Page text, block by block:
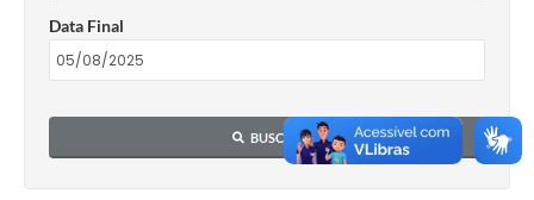
Data Final
BUSCAR